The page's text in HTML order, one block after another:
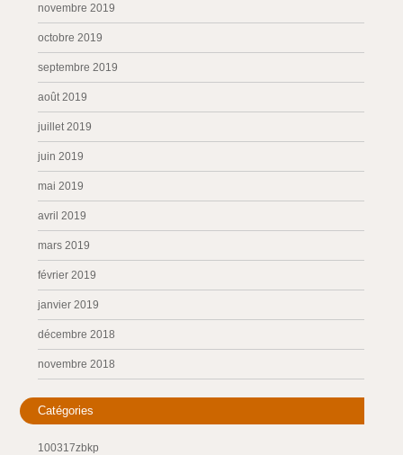
novembre 2019
octobre 2019
septembre 2019
août 2019
juillet 2019
juin 2019
mai 2019
avril 2019
mars 2019
février 2019
janvier 2019
décembre 2018
novembre 2018
Catégories
100317zbkp